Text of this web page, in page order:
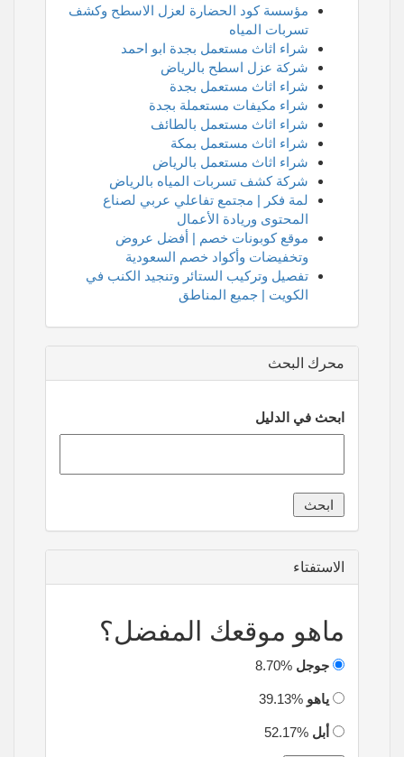
مؤسسة كود الحضارة لعزل الاسطح وكشف
تسربات المياه
شراء اثاث مستعمل بجدة ابو احمد
شركة عزل اسطح بالرياض
شراء اثاث مستعمل بجدة
شراء مكيفات مستعملة بجدة
شراء اثاث مستعمل بالطائف
شراء اثاث مستعمل بمكة
شراء اثاث مستعمل بالرياض
شركة كشف تسربات المياه بالرياض
لمة فكر | مجتمع تفاعلي عربي لصناع
المحتوى وريادة الأعمال
موقع كوبونات خصم | أفضل عروض
وتخفيضات وأكواد خصم السعودية
تفصيل وتركيب الستائر وتنجيد الكنب في
الكويت | جميع المناطق
محرك البحث
ابحث في الدليل
الاستفتاء
ماهو موقعك المفضل؟
جوجل
ياهو
أبل